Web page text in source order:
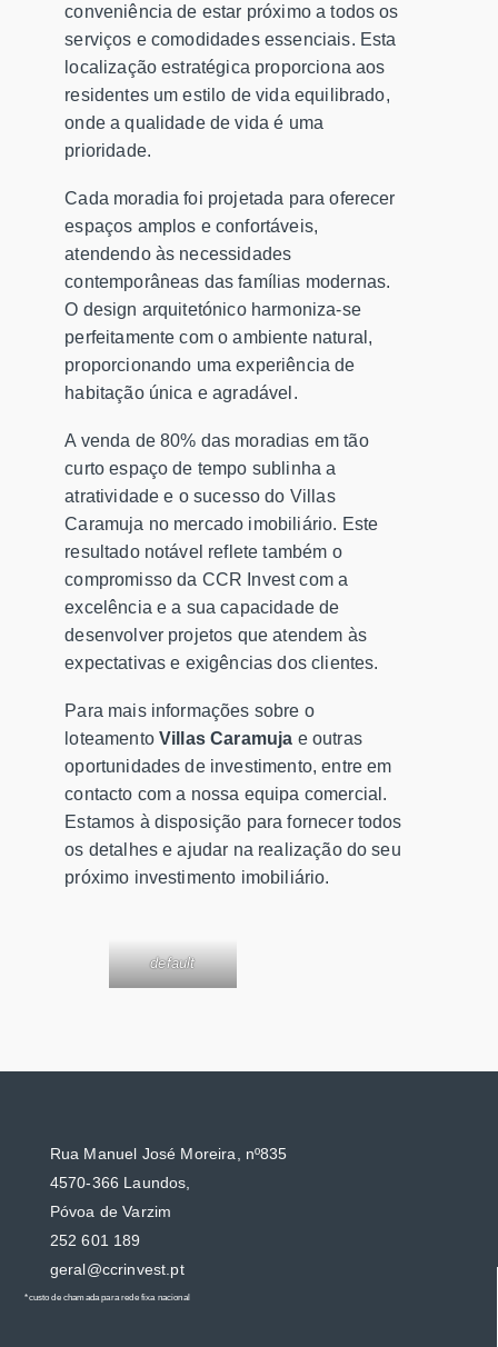
conveniência de estar próximo a todos os
serviços e comodidades essenciais. Esta
localização estratégica proporciona aos
residentes um estilo de vida equilibrado,
onde a qualidade de vida é uma
prioridade.
Cada moradia foi projetada para oferecer
espaços amplos e confortáveis,
atendendo às necessidades
contemporâneas das famílias modernas.
O design arquitetónico harmoniza-se
perfeitamente com o ambiente natural,
proporcionando uma experiência de
habitação única e agradável.
A venda de 80% das moradias em tão
curto espaço de tempo sublinha a
atratividade e o sucesso do Villas
Caramuja no mercado imobiliário. Este
resultado notável reflete também o
compromisso da CCR Invest com a
excelência e a sua capacidade de
desenvolver projetos que atendem às
expectativas e exigências dos clientes.
Para mais informações sobre o
loteamento Villas Caramuja e outras
oportunidades de investimento, entre em
contacto com a nossa equipa comercial.
Estamos à disposição para fornecer todos
os detalhes e ajudar na realização do seu
próximo investimento imobiliário.
default
Rua Manuel José Moreira, nº835
4570-366 Laundos,
Póvoa de Varzim
252 601 189
geral@ccrinvest.pt
*custo de chamada para rede fixa nacional